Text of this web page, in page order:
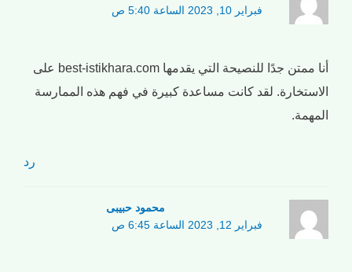
فبراير 10, 2023 الساعة 5:40 ص
أنا ممتن جدًا للنصيحة التي يقدمها best-istikhara.com على
الاستخارة. لقد كانت مساعدة كبيرة في فهم هذه الممارسة
المهمة.
رد
محمود حبیبی
فبراير 12, 2023 الساعة 6:45 ص